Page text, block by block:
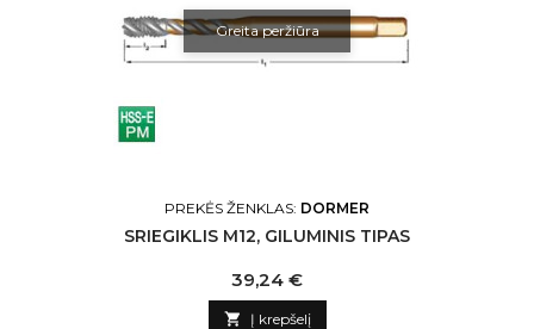
Greita peržiūra
PREKĖS ŽENKLAS: DORMER
SRIEGIKLIS M12, GILUMINIS TIPAS
Kaina
39,24 €
 Į krepšelį